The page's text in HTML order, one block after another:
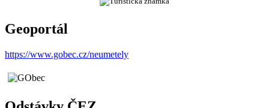
Geoportál
https://www.gobec.cz/neumetely